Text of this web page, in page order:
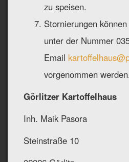
zu speisen.
Stornierungen
unter der Nummer
Email
vorgenommen
Görlitzer Kartoffelhaus
Inh. Maik Pasora
Steinstraße 10